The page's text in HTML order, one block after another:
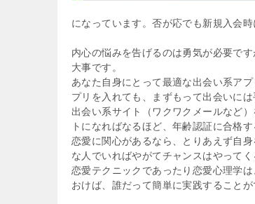
になっています。否が応でも新規入会
内心の悩みを告げるのは勇気が必要で
大事です。
あなた自身にとって最適な出会い系ア
プリを入れても、まずもって出会いに
出会い系サイト（ワクワクメールなど
トになればなるほど、年齢認証に合格
恋愛に関心があるなら、とりあえず自
な人でいればやがてチャンスはやってく
恋愛テクニックであったり恋愛心理学
おけば、誰だって簡単に実践することが